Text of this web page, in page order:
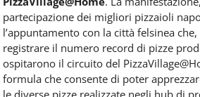
partecipazione dei migliori pizzaioli
l’appuntamento con la città felsinea
registrare il numero record di pizze
ospitarono il circuito del
formula che consente di poter